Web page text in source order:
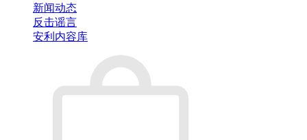
新闻动态
反击谣言
安利内容库